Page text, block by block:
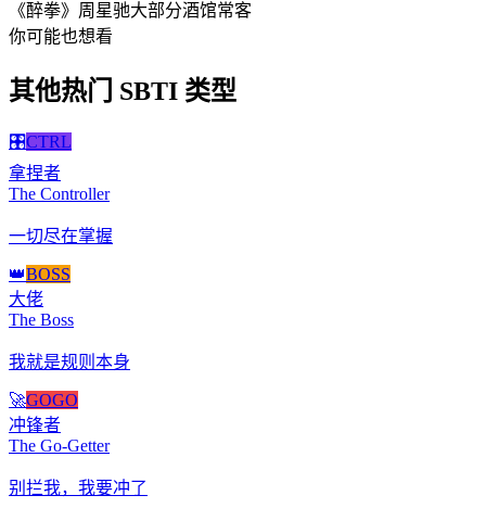
《醉拳》周星驰大部分酒馆常客
你可能也想看
其他热门 SBTI 类型
🎛️CTRL
拿捏者
The Controller
一切尽在掌握
👑BOSS
大佬
The Boss
我就是规则本身
🚀GOGO
冲锋者
The Go-Getter
别拦我，我要冲了